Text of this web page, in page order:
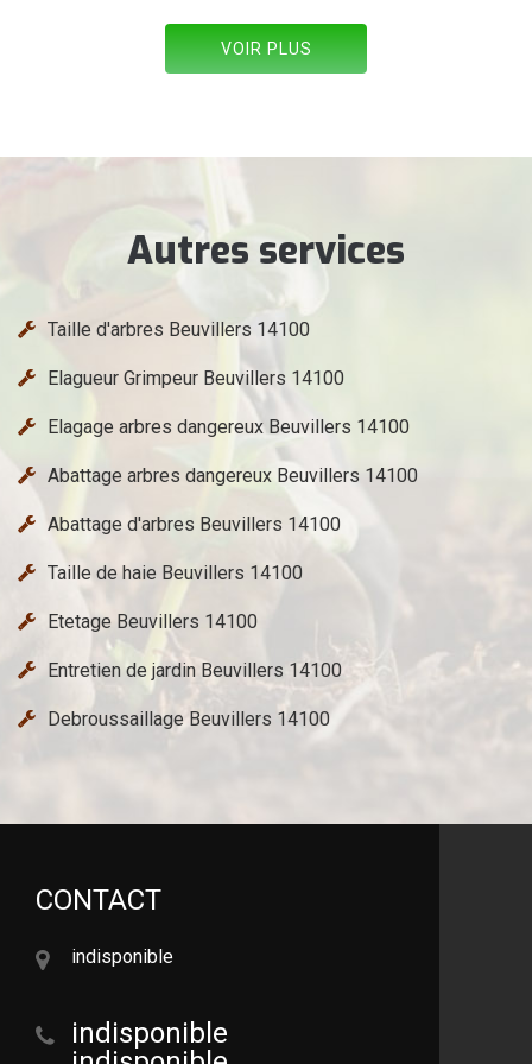
VOIR PLUS
Autres services
Taille d'arbres Beuvillers 14100
Elagueur Grimpeur Beuvillers 14100
Elagage arbres dangereux Beuvillers 14100
Abattage arbres dangereux Beuvillers 14100
Abattage d'arbres Beuvillers 14100
Taille de haie Beuvillers 14100
Etetage Beuvillers 14100
Entretien de jardin Beuvillers 14100
Debroussaillage Beuvillers 14100
CONTACT
indisponible
indisponible